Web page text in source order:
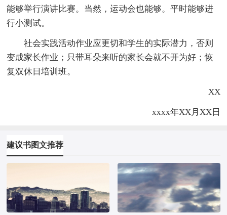
能够举行演讲比赛。当然，运动会也能够。平时能够进
行小测试。
社会实践活动作业应更切和学生的实际潜力，否则
变成家长作业；只带耳朵来听的家长会就不开为好；恢
复双休日培训班。
XX
xxxx年XX月XX日
建议书图文推荐